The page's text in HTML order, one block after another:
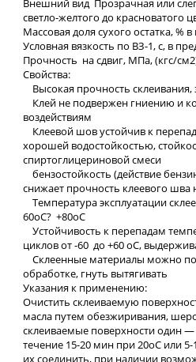
Внешний вид Прозрачная или
светло-желтого до красноватого
Массовая доля сухого остатка, %
Условная вязкость по ВЗ-1, с, в
Прочность на сдвиг, МПа, (кгс/
Свойства:
Высокая прочность склеивания,
Клей не подвержен гниению и
воздействиям
Клеевой шов устойчив к
хорошей водостойкостью,
спиртоглицериновой смеси
бензостойкость (действие
снижает прочность клеевого шва
Температура эксплуатации
60оС? +80оС
Устойчивость к перепадам
циклов от -60 до +60 оС,
Склеенные материалы можно
обработке, гнуть вытягивать
Указания к применению:
Очистить склеиваемую
масла путем обезжиривания,
склеиваемые поверхности один —
течение 15-20 мин при 20оС или
их соединить, при наличии